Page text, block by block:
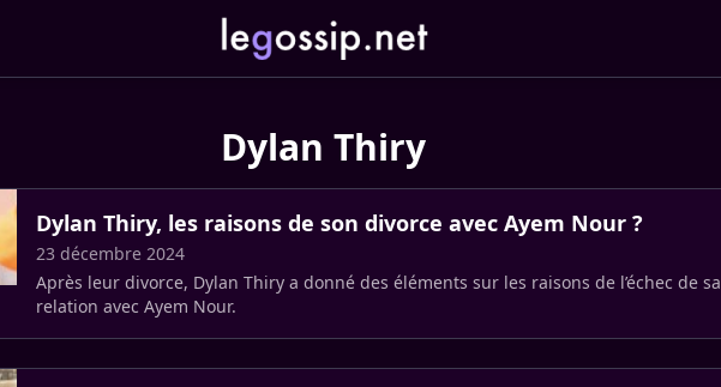
Dylan Thiry
Dylan Thiry, les raisons de son divorce avec Ayem Nour ?
23 décembre 2024
Après leur divorce, Dylan Thiry a donné des éléments sur les raisons de l’échec de sa
relation avec Ayem Nour.